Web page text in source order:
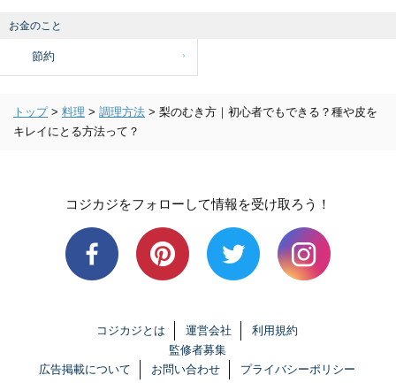
お金のこと
節約
トップ > 料理 > 調理方法 > 梨のむき方｜初心者でもできる？種や皮を
キレイにとる方法って？
コジカジをフォローして情報を受け取ろう！
コジカジとは 運営会社
利用規約
監修者募集
広告掲載について
お問い合わせ
プライバシーポリシー